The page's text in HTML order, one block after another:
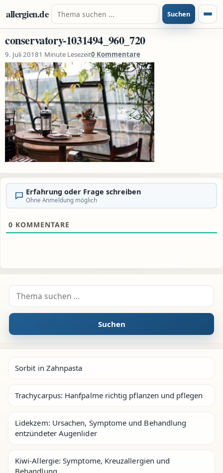
Zum Inhalt springen
allergien.de Suche nach: Suchen
conservatory-1031494_960_720
9. Juli 20181 Minute Lesezeit0 Kommentare
Erfahrung oder Frage schreiben
Ohne Anmeldung möglich
0 KOMMENTARE
Suche nach:
Suchen
Sorbit in Zahnpasta
Trachycarpus: Hanfpalme richtig pflanzen und pflegen
Lidekzem: Ursachen, Symptome und Behandlung
entzündeter Augenlider
Kiwi-Allergie: Symptome, Kreuzallergien und